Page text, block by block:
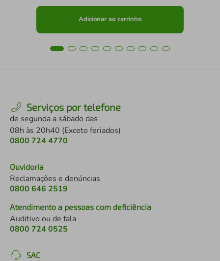
Adicionar ao carrinho
Serviços por telefone
de segunda a sábado das
08h às 20h40 (Exceto feriados)
0800 724 4770
Ouvidoria
Reclamações e denúncias
0800 646 2519
Atendimento a pessoas com deficiência
Auditivo ou de fala
0800 724 0525
SAC